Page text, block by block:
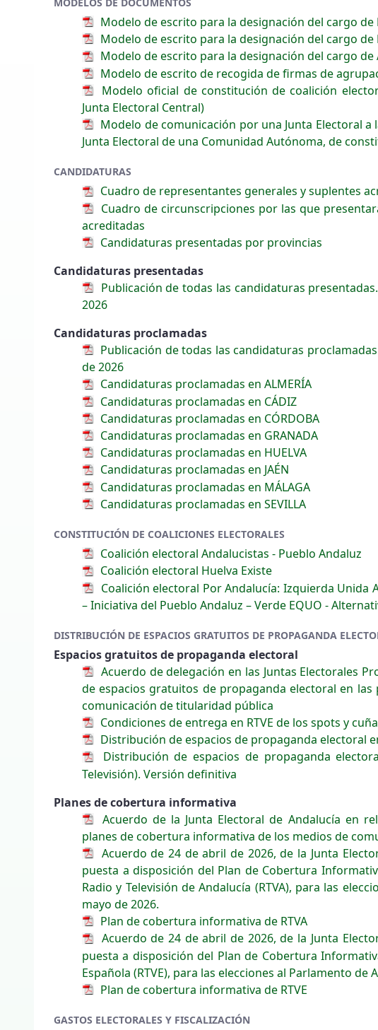
Modelo de escrito para la designación del cargo
Modelo de escrito para la designación del cargo
Modelo de escrito para la designación del cargo
Modelo de escrito de recogida de firmas de
Modelo oficial de constitución de coalición
Junta Electoral Central)
Modelo de comunicación por una Junta Electoral a
Junta Electoral de una Comunidad Autónoma, de
CANDIDATURAS
Cuadro de representantes generales y suplentes
Cuadro de circunscripciones por las que
acreditadas
Candidaturas presentadas por provincias
Candidaturas presentadas
Publicación de todas las candidaturas
2026
Candidaturas proclamadas
Publicación de todas las candidaturas
de 2026
Candidaturas proclamadas en ALMERÍA
Candidaturas proclamadas en CÁDIZ
Candidaturas proclamadas en CÓRDOBA
Candidaturas proclamadas en GRANADA
Candidaturas proclamadas en HUELVA
Candidaturas proclamadas en JAÉN
Candidaturas proclamadas en MÁLAGA
Candidaturas proclamadas en SEVILLA
CONSTITUCIÓN DE COALICIONES ELECTORALES
Coalición electoral Andalucistas - Pueblo Andaluz
Coalición electoral Huelva Existe
Coalición electoral Por Andalucía: Izquierda Unida
– Iniciativa del Pueblo Andaluz – Verde EQUO -
DISTRIBUCIÓN DE ESPACIOS GRATUITOS DE PROPAGANDA
Espacios gratuitos de propaganda electoral
Acuerdo de delegación en las Juntas Electorales
de espacios gratuitos de propaganda electoral en
comunicación de titularidad pública
Condiciones de entrega en RTVE de los spots y
Distribución de espacios de propaganda electoral en
Distribución de espacios de propaganda
Televisión). Versión definitiva
Planes de cobertura informativa
Acuerdo de la Junta Electoral de Andalucía en
planes de cobertura informativa de los medios de
Acuerdo de 24 de abril de 2026, de la Junta
puesta a disposición del Plan de Cobertura
Radio y Televisión de Andalucía (RTVA), para las
mayo de 2026.
Plan de cobertura informativa de RTVA
Acuerdo de 24 de abril de 2026, de la Junta
puesta a disposición del Plan de Cobertura
Española (RTVE), para las elecciones al Parlamento de
Plan de cobertura informativa de RTVE
GASTOS ELECTORALES Y FISCALIZACIÓN